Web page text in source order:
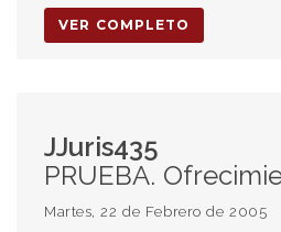
VER COMPLETO
JJuris435
PRUEBA. Ofrecimiento. Providencia de notificación automática.
Martes, 22 de Febrero de 2005